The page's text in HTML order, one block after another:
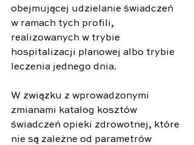
obejmującej udzielanie świadczeń
w ramach tych profili,
realizowanych w trybie
hospitalizacji planowej albo trybie
leczenia jednego dnia.
W związku z wprowadzonymi
zmianami katalog kosztów
świadczeń opieki zdrowotnej, które
nie są zależne od parametrów